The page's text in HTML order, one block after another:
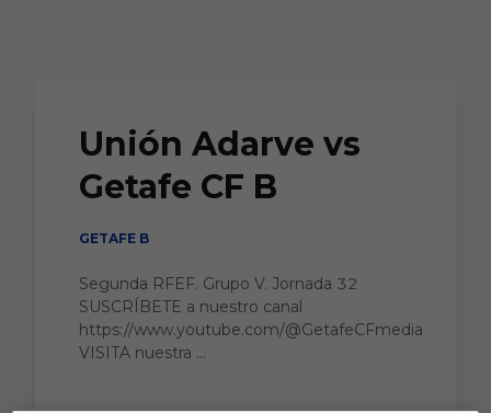
Unión Adarve vs
Getafe CF B
GETAFE B
Segunda RFEF. Grupo V. Jornada 32
SUSCRÍBETE a nuestro canal
https://www.youtube.com/@GetafeCFmedia
VISITA nuestra ...